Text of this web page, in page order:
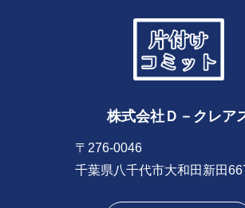
株式会社Ｄ－クレア
〒276-0046
千葉県八千代市大和田新田